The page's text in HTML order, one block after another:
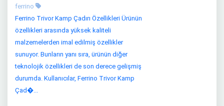
ferrino
Ferrino Trivor Kamp Çadırı Özellikleri Ürünün
özellikleri arasında yüksek kaliteli
malzemelerden imal edilmiş özellikler
sunuyor. Bunların yanı sıra, ürünün diğer
teknolojik özellikleri de son derece gelişmiş
durumda. Kullanıcılar, Ferrino Trivor Kamp
Çad�...